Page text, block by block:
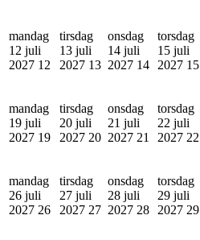
mandag
12 juli
2027 12
tirsdag
13 juli
2027 13
onsdag
14 juli
2027 14
torsdag
15 juli
2027 15
mandag
19 juli
2027 19
tirsdag
20 juli
2027 20
onsdag
21 juli
2027 21
torsdag
22 juli
2027 22
mandag
26 juli
2027 26
tirsdag
27 juli
2027 27
onsdag
28 juli
2027 28
torsdag
29 juli
2027 29